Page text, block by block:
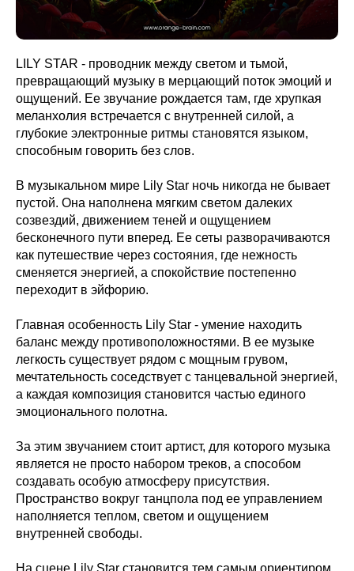
LILY STAR - проводник между светом и тьмой,
превращающий музыку в мерцающий поток эмоций и
ощущений. Ее звучание рождается там, где хрупкая
меланхолия встречается с внутренней силой, а
глубокие электронные ритмы становятся языком,
способным говорить без слов.
В музыкальном мире Lily Star ночь никогда не бывает
пустой. Она наполнена мягким светом далеких
созвездий, движением теней и ощущением
бесконечного пути вперед. Ее сеты разворачиваются
как путешествие через состояния, где нежность
сменяется энергией, а спокойствие постепенно
переходит в эйфорию.
Главная особенность Lily Star - умение находить
баланс между противоположностями. В ее музыке
легкость существует рядом с мощным грувом,
мечтательность соседствует с танцевальной энергией,
а каждая композиция становится частью единого
эмоционального полотна.
За этим звучанием стоит артист, для которого музыка
является не просто набором треков, а способом
создавать особую атмосферу присутствия.
Пространство вокруг танцпола под ее управлением
наполняется теплом, светом и ощущением
внутренней свободы.
На сцене Lily Star становится тем самым ориентиром,